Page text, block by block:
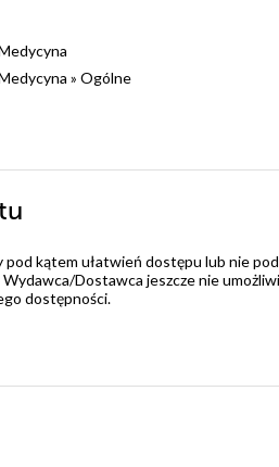
» Ogólne
kątem ułatwień dostępu lub nie
Dostawca jeszcze nie
dostępności.